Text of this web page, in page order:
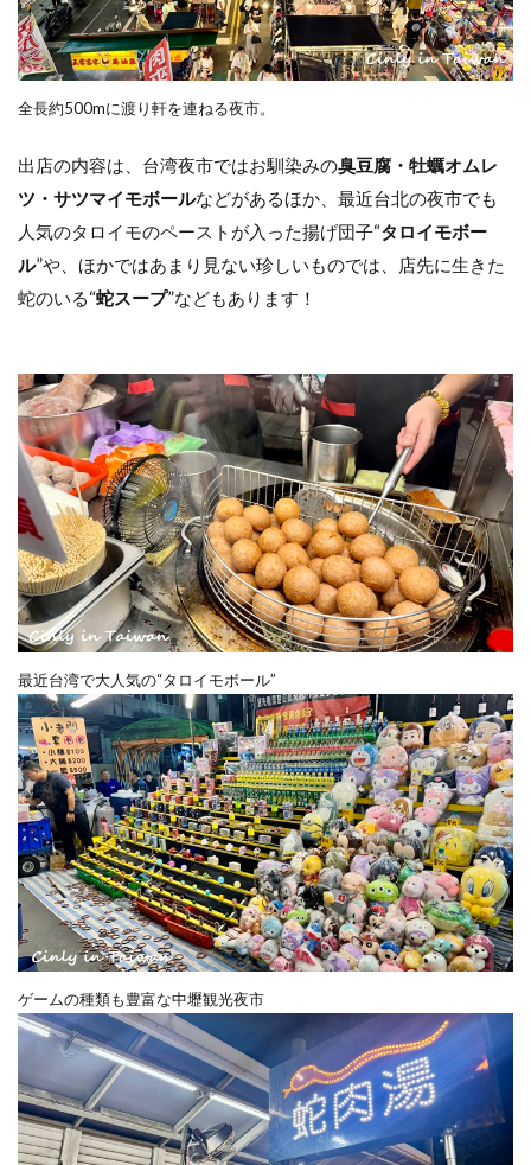
全長約500mに渡り軒を連ねる夜市。
出店の内容は、台湾夜市ではお馴染みの臭豆腐・牡蠣オムレ
ツ・サツマイモボールなどがあるほか、最近台北の夜市でも
人気のタロイモのペーストが入った揚げ団子“タロイモボー
ル”や、ほかではあまり見ない珍しいものでは、店先に生きた
蛇のいる“蛇スープ”などもあります！
最近台湾で大人気の“タロイモボール”
ゲームの種類も豊富な中壢観光夜市